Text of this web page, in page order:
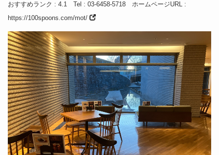
おすすめランク : 4.1 Tel : 03-6458-5718 ホームページURL:
https://100spoons.com/mot/